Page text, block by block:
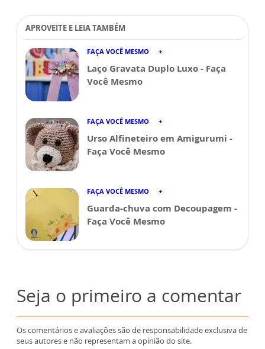
APROVEITE E LEIA TAMBÉM
FAÇA VOCÊ MESMO
Laço Gravata Duplo Luxo - Faça
Você Mesmo
FAÇA VOCÊ MESMO
Urso Alfineteiro em Amigurumi -
Faça Você Mesmo
FAÇA VOCÊ MESMO
Guarda-chuva com Decoupagem -
Faça Você Mesmo
Seja o primeiro a comentar
Os comentários e avaliações são de responsabilidade exclusiva de
seus autores e não representam a opinião do site.